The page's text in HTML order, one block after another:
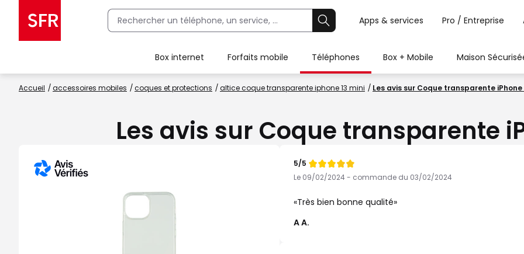
Apps & services Pro / Entreprise
Box internet Forfaits mobile Téléphones Box + Mobile Maison
Accueil accessoires mobiles coques et protections altice coque transparente iphone 13 mini Les avis sur Coque transparente iPhone
Les avis sur Coque transparente
Note
de
5/5
Le 09/02/2024 - commande du 03/02/2024
Très bien bonne qualité
A A.